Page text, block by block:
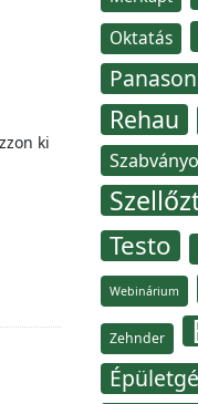
ki
Oktatás
Rehau
Testo
Webinárium
Zehnder